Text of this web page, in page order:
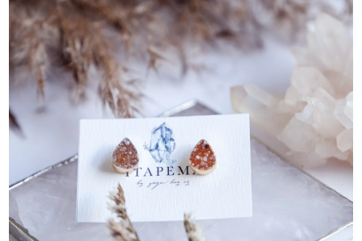
Doporučujeme